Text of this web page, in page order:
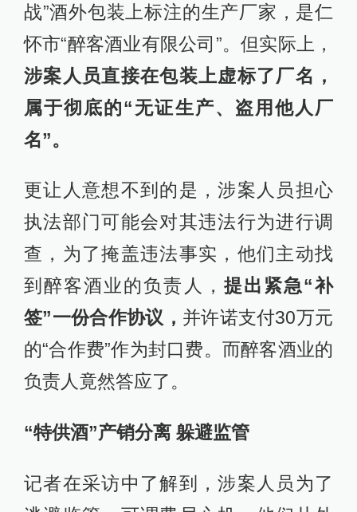
战”酒外包装上标注的生产厂家，是仁
怀市“醉客酒业有限公司”。但实际上，
涉案人员直接在包装上虚标了厂名，
属于彻底的“无证生产、盗用他人厂
名”。
更让人意想不到的是，涉案人员担心
执法部门可能会对其违法行为进行调
查，为了掩盖违法事实，他们主动找
到醉客酒业的负责人， 提出紧急“补
签”一份合作协议， 并许诺支付30万元
的“合作费”作为封口费。而醉客酒业的
负责人竟然答应了。
“特供酒”产销分离 躲避监管
记者在采访中了解到，涉案人员为了